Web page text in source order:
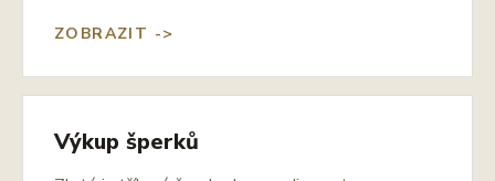
ZOBRAZIT ->
Výkup šperků